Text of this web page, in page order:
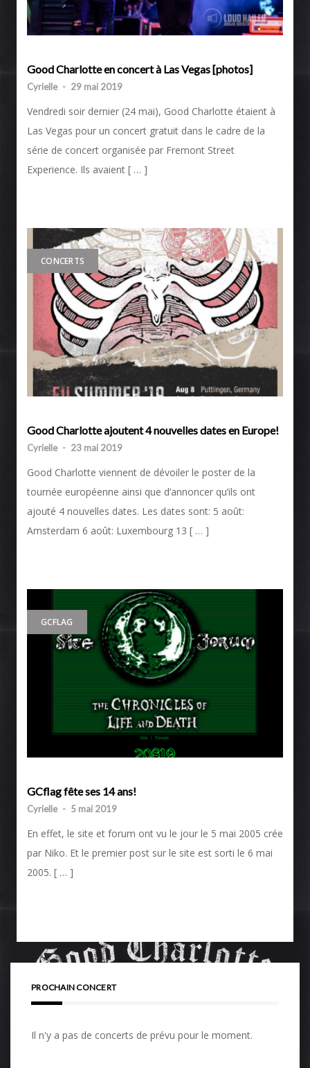
Good Charlotte en concert à Las Vegas [photos]
Cyrielle - 29 mai 2019
Vendredi soir dernier (24 mai), Good Charlotte étaient à
Las Vegas pour un concert gratuit dans le cadre de la
série de concert organisée par Fremont Street
Experience. Ils avaient [ … ]
CONCERTS
Good Charlotte ajoutent 4 nouvelles dates en Europe!
Cyrielle - 23 mai 2019
Good Charlotte viennent de dévoiler le poster de la
tournée européenne ainsi que d’annoncer qu’ils ont
ajouté 4 nouvelles dates. Les dates sont: 5 août:
Amsterdam 6 août: Luxembourg 13 [ … ]
GCFLAG
GCflag fête ses 14 ans!
Cyrielle - 5 mai 2019
En effet, le site et forum ont vu le jour le 5 mai 2005 crée
par Niko. Et le premier post sur le site est sorti le 6 mai
2005. [ … ]
PROCHAIN CONCERT
Il n'y a pas de concerts de prévu pour le moment.